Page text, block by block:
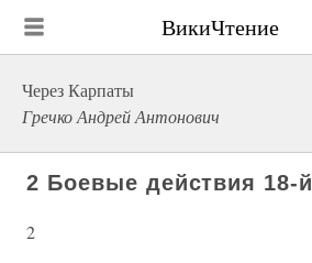
ВикиЧтение
Через Карпаты
Гречко Андрей Антонович
2 Боевые действия 18-
2